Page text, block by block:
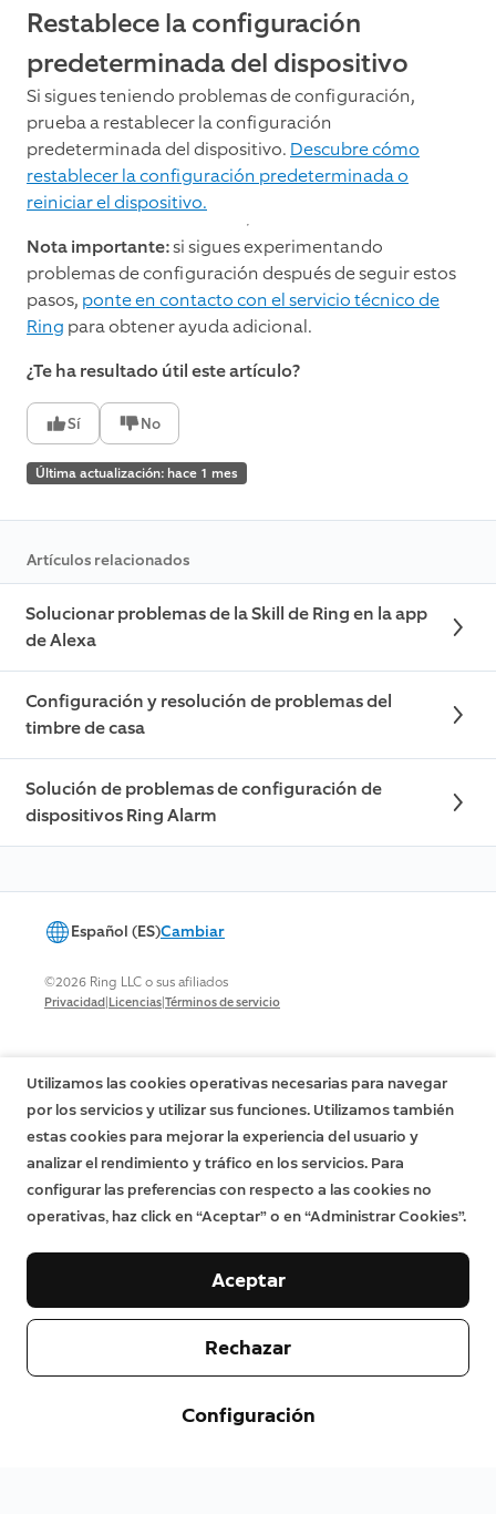
Restablece la configuración
predeterminada del dispositivo
Si sigues teniendo problemas de configuración,
prueba a restablecer la configuración
predeterminada del dispositivo. Descubre cómo
restablecer la configuración predeterminada o
reiniciar el dispositivo.
Nota importante:si sigues experimentando
problemas de configuración después de seguir estos
pasos, ponte en contacto con el servicio técnico de
Ring para obtener ayuda adicional.
¿Te ha resultado útil este artículo?
Sí No
Última actualización: hace 1 mes
Artículos relacionados
Solucionar problemas de la Skill de Ring en la app
de Alexa
Configuración y resolución de problemas del
timbre de casa
Solución de problemas de configuración de
dispositivos Ring Alarm
Español (ES)Cambiar
©2026 Ring LLC o sus afiliados
Privacidad|Licencias|Términos de servicio
Utilizamos las cookies operativas necesarias para navegar
por los servicios y utilizar sus funciones. Utilizamos también
estas cookies para mejorar la experiencia del usuario y
analizar el rendimiento y tráfico en los servicios. Para
configurar las preferencias con respecto a las cookies no
operativas, haz click en “Aceptar” o en “Administrar Cookies”.
Configuración
Rechazar
Aceptar